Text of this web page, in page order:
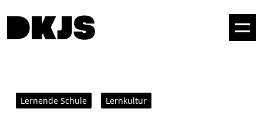
Lernende Schule Lernkultur